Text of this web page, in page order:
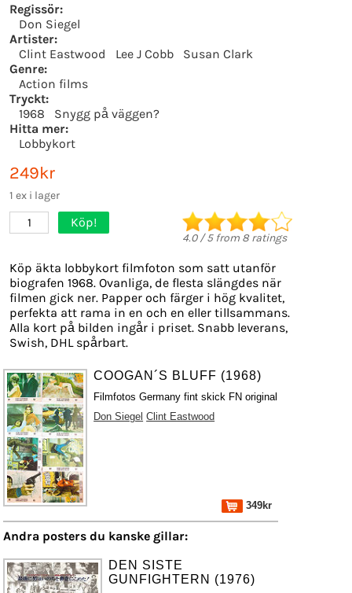
Regissör:
Don Siegel
Artister:
Clint Eastwood
Lee J Cobb
Susan Clark
Genre:
Action films
Tryckt:
1968
Snygg på väggen?
Hitta mer:
Lobbykort
249kr
1 ex i lager
1 Köp!
4.0/5from 8 ratings
Köp äkta lobbykort filmfoton som satt utanför
biografen 1968. Ovanliga, de flesta slängdes när
filmen gick ner. Papper och färger i hög kvalitet,
perfekta att rama in en och en eller tillsammans.
Alla kort på bilden ingår i priset. Snabb leverans,
Swish, DHL spårbart.
COOGAN´S BLUFF (1968)
Filmfotos Germany fint skick FN original
Don Siegel Clint Eastwood
349kr
Andra posters du kanske gillar:
DEN SISTE
GUNFIGHTERN (1976)